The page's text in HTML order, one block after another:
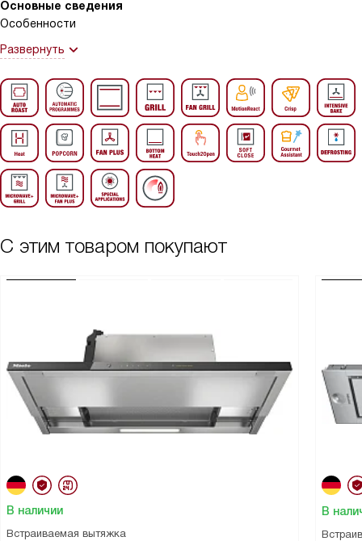
Основные сведения
Особенности
Развернуть
С этим товаром покупают
В наличии
Встраиваемая вытяжка
В